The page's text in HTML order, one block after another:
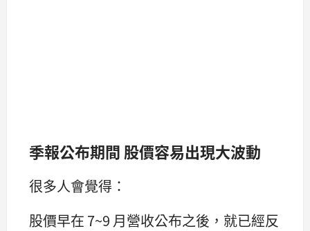
季報公布期間 股價容易出現大波動
很多人會覺得：
股價早在 7~9 月營收公布之後，就已經反